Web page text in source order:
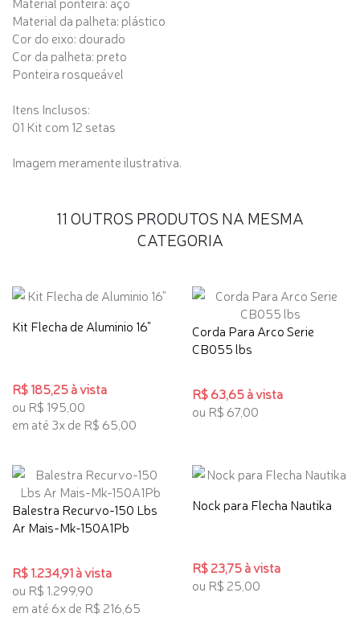
Material da palheta: plástico
Cor do eixo: dourado
Cor da palheta: preto
Ponteira rosqueável
Itens Inclusos:
01 Kit com 12 setas
Imagem meramente ilustrativa.
11 OUTROS PRODUTOS NA MESMA
CATEGORIA
Kit Flecha de Aluminio 16"
R$ 185,25 à vista
ou R$ 195,00
em até 3x de R$ 65,00
Corda Para Arco Serie
CB055 lbs
R$ 63,65 à vista
ou R$ 67,00
Balestra Recurvo-150 Lbs
Ar Mais-Mk-150A1Pb
R$ 1.234,91 à vista
ou R$ 1.299,90
em até 6x de R$ 216,65
Nock para Flecha Nautika
R$ 23,75 à vista
ou R$ 25,00